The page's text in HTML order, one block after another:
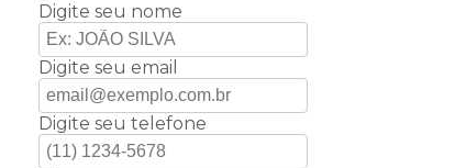
Digite seu nome
Digite seu email
Digite seu telefone